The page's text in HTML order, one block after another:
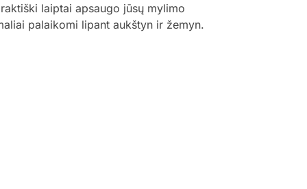
laiptai apsaugo jūsų mylimo
palaikomi lipant aukštyn ir žemyn.